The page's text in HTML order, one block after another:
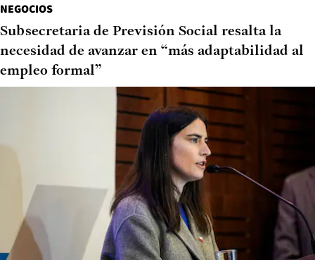
NEGOCIOS
Subsecretaria de Previsión Social resalta la
necesidad de avanzar en “más adaptabilidad al
empleo formal”